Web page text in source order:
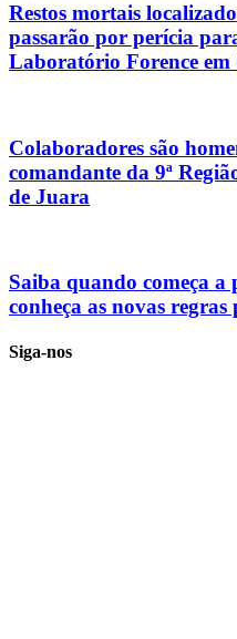
Restos mortais
passarão por perícia
Laboratório Forence em
Colaboradores são
comandante da 9ª
de Juara
Saiba quando começa
conheça as novas regras
Siga-nos